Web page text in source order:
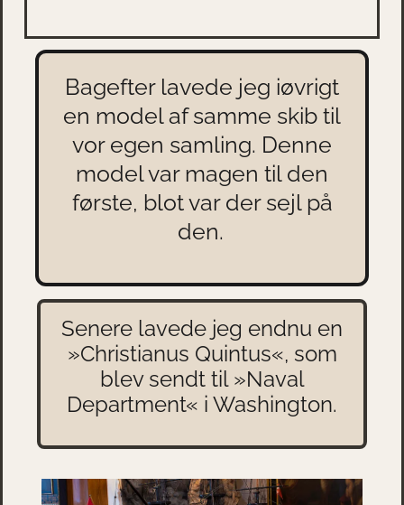
Bagefter lavede jeg iøvrigt
en model af samme skib til
vor egen samling. Denne
model var magen til den
første, blot var der sejl på
den.
Senere lavede jeg endnu en
»Christianus Quintus«, som
blev sendt til »Naval
Department« i Washington.